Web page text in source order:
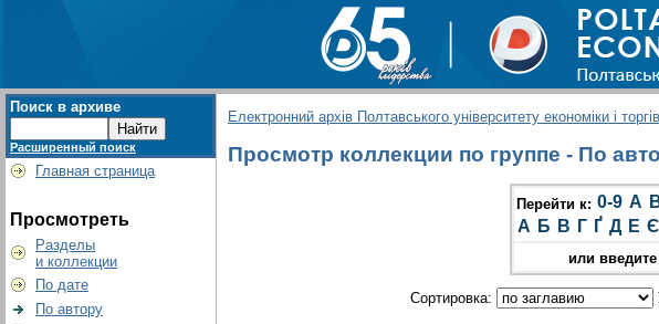
Поиск в архиве
Расширенный поиск
Главная страница
Просмотреть
Разделы
и коллекции
По дате
По автору
Електронний архів Полтавського університету економіки і
Просмотр коллекции по группе - По
Перейти к: 0-9 A
А Б В Г Ґ Д Е Є
или
Сортировка: